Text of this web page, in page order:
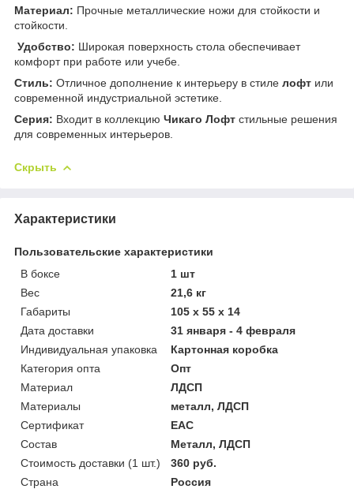
Материал: Прочные металлические ножи для стойкости и
стойкости.
Удобство: Широкая поверхность стола обеспечивает
комфорт при работе или учебе.
Стиль: Отличное дополнение к интерьеру в стиле лофт или
современной индустриальной эстетике.
Серия: Входит в коллекцию Чикаго Лофт стильные решения
для современных интерьеров.
Скрыть
Характеристики
Пользовательские характеристики
В боксе
1 шт
Вес
21,6 кг
Габариты
105 x 55 x 14
Дата доставки
31 января - 4 февраля
Индивидуальная упаковка
Картонная коробка
Категория опта
Опт
Материал
ЛДСП
Материалы
металл, ЛДСП
Сертификат
ЕАС
Состав
Металл, ЛДСП
Стоимость доставки (1 шт.)
360 руб.
Страна
Россия